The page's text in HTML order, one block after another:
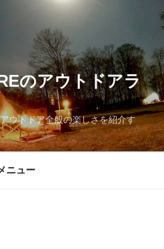
のアウトドアラ
ウトドア全般の楽しさを紹介す
ニュー